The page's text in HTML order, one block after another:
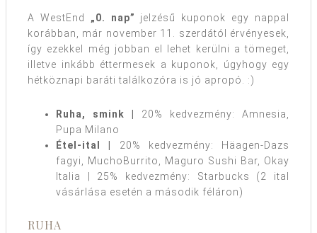
A WestEnd „0. nap” jelzésű kuponok egy nappal
korábban, már november 11. szerdától érvényesek,
így ezekkel még jobban el lehet kerülni a tömeget,
illetve inkább éttermesek a kuponok, úgyhogy egy
hétköznapi baráti találkozóra is jó apropó. :)
Ruha, smink | 20% kedvezmény: Amnesia,
Pupa Milano
Étel-ital | 20% kedvezmény: Häagen-Dazs
fagyi, MuchoBurrito, Maguro Sushi Bar, Okay
Italia | 25% kedvezmény: Starbucks (2 ital
vásárlása esetén a második féláron)
RUHA